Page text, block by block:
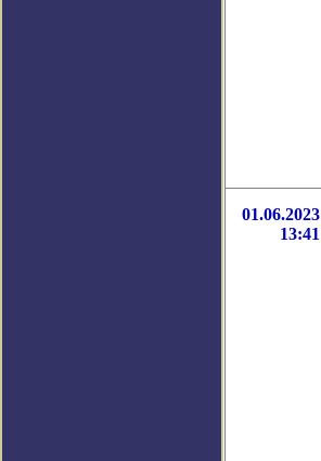
01.06.2023
13:41